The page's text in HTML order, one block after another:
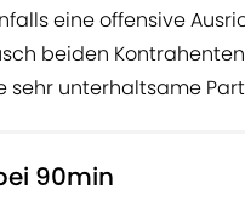
eine offensive
beiden
sehr unterhaltsame
90min